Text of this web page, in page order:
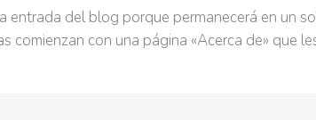
entrada del blog porque permanecerá en un
comienzan con una página «Acerca de» que